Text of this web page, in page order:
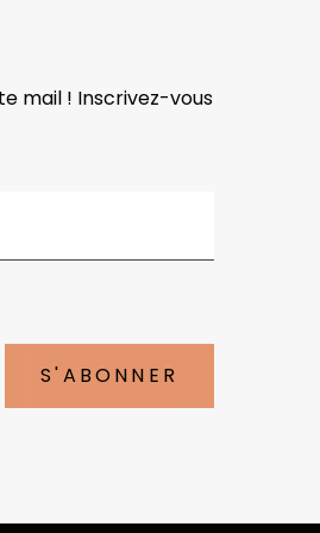
mail ! Inscrivez-vous
S'ABONNER